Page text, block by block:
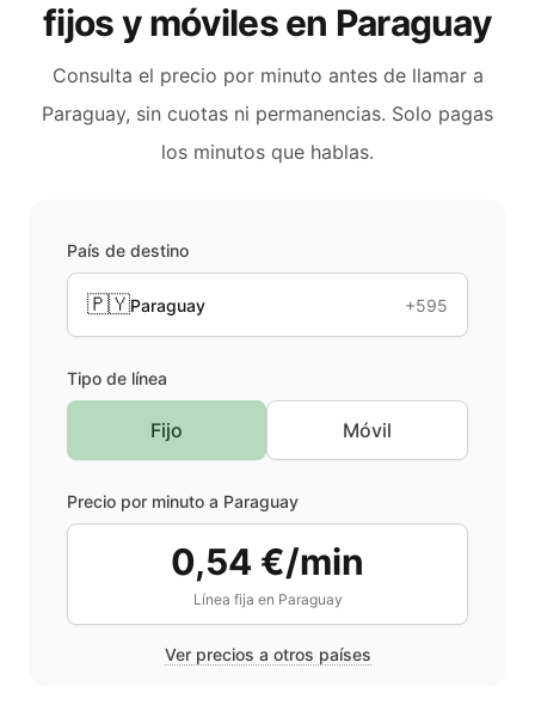
fijos y móviles en Paraguay
Consulta el precio por minuto antes de llamar a
Paraguay, sin cuotas ni permanencias. Solo pagas
los minutos que hablas.
País de destino
🇵🇾Paraguay +595
Tipo de línea
Fijo Móvil
Precio por minuto a Paraguay
0,54 €/min
Línea fija en Paraguay
Ver precios a otros países